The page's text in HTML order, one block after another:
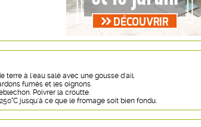
terre à l'eau salé avec une gousse d'ail.
fumés et les oignons.
Poivrer la croutte.
jusqu'à ce que le fromage soit bien fondu.